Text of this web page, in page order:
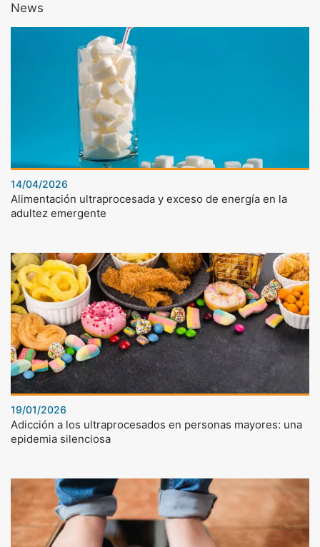
News
14/04/2026
Alimentación ultraprocesada y exceso de energía en la
adultez emergente
19/01/2026
Adicción a los ultraprocesados en personas mayores: una
epidemia silenciosa